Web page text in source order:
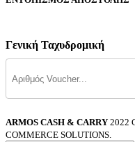
Γενική Ταχυδρομική
ARMOS CASH & CARRY 2022
COMMERCE SOLUTIONS.